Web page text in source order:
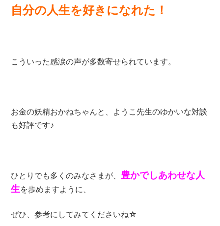
自分の人生を好きになれた！
こういった感涙の声が多数寄せられています。
お金の妖精おかねちゃんと、ようこ先生のゆかいな対談
も好評です♪
ひとりでも多くのみなさまが、豊かでしあわせな人
生を歩めますように、
ぜひ、参考にしてみてくださいね☆